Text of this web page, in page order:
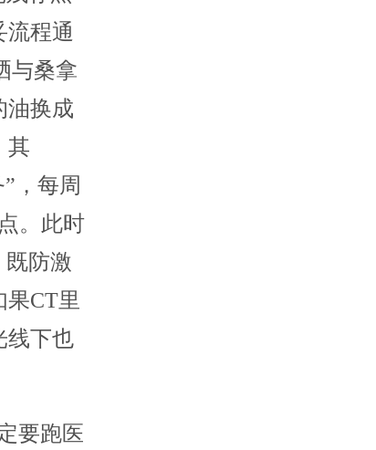
流程通
与桑拿
油换成
其
，每周
。此时
防激
CT里
线下也
要跑医